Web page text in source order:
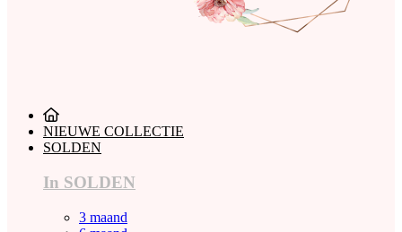
NIEUWE COLLECTIE
SOLDEN
In SOLDEN
3 maand